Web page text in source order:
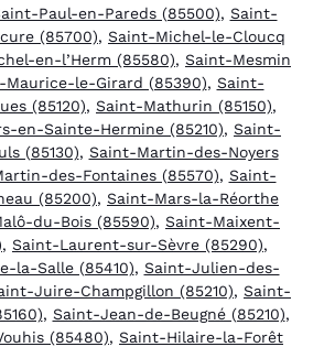
Paul-en-Pareds (85500), Saint-
(85700), Saint-Michel-le-Cloucq
en-l’Herm (85580), Saint-Mesmin
Maurice-le-Girard (85390), Saint-
(85120), Saint-Mathurin (85150),
en-Sainte-Hermine (85210), Saint-
(85130), Saint-Martin-des-Noyers
des-Fontaines (85570), Saint-
(85200), Saint-Mars-la-Réorthe
du-Bois (85590), Saint-Maixent-
, Saint-Laurent-sur-Sèvre (85290),
la-Salle (85410), Saint-Julien-des-
Juire-Champgillon (85210), Saint-
, Saint-Jean-de-Beugné (85210),
(85480), Saint-Hilaire-la-Forêt